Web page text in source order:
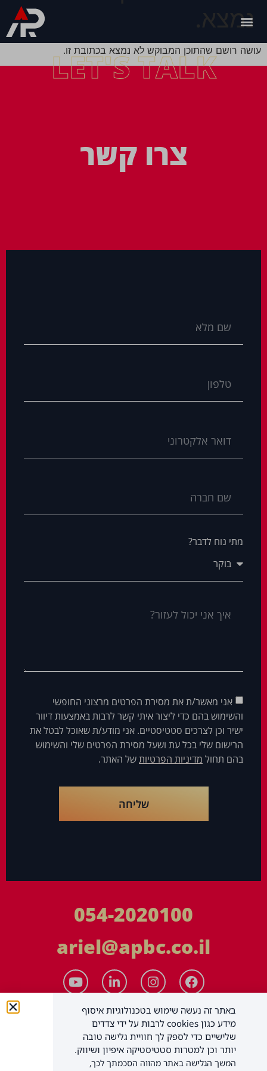
נמצא.
עושה רושם שהתוכן המבוקש לא נמצא בכתובת זו.
LET'S TALK
צרו קשר
מתי נוח לדבר?
אני מאשר/ת את מסירת הפרטים מרצוני החופשי
והשימוש בהם כדי ליצור איתי קשר לרבות באמצעות דיוור
ישיר וכן לצרכים סטטיסטיים. אני מודע/ת שאוכל לבטל את
הרישום שלי בכל עת ושעל מסירת הפרטים שלי והשימוש
בהם תחול מדיניות הפרטיותשל האתר.
שליחה
054-2020100
ariel@apbc.co.il
באתר זה נעשה שימוש בטכנולוגיות איסוף
מידע כגון cookies לרבות על ידי צדדים
שלישיים כדי לספק לך חוויית גלישה טובה
יותר וכן למטרות סטטיסטיקה איפיון ושיווק.
המשך הגלישה באתר מהווה הסכמתך לכך,